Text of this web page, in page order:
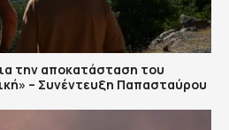
την αποκατάσταση του
– Συνέντευξη Παπασταύρου